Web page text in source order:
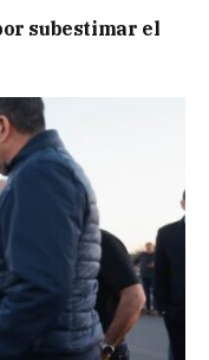
subestimar el